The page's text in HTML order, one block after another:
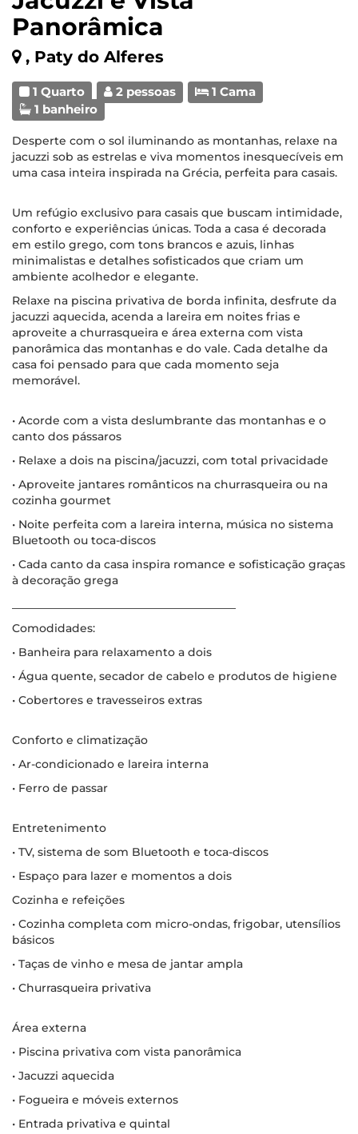
Panorâmica
, Paty do Alferes
1 Quarto 2 pessoas
1 Cama
1 banheiro
Desperte com o sol iluminando as montanhas, relaxe na
jacuzzi sob as estrelas e viva momentos inesquecíveis em
uma casa inteira inspirada na Grécia, perfeita para casais.
Um refúgio exclusivo para casais que buscam intimidade,
conforto e experiências únicas. Toda a casa é decorada
em estilo grego, com tons brancos e azuis, linhas
minimalistas e detalhes sofisticados que criam um
ambiente acolhedor e elegante.
Relaxe na piscina privativa de borda infinita, desfrute da
jacuzzi aquecida, acenda a lareira em noites frias e
aproveite a churrasqueira e área externa com vista
panorâmica das montanhas e do vale. Cada detalhe da
casa foi pensado para que cada momento seja
memorável.
• Acorde com a vista deslumbrante das montanhas e o
canto dos pássaros
• Relaxe a dois na piscina/jacuzzi, com total privacidade
• Aproveite jantares românticos na churrasqueira ou na
cozinha gourmet
• Noite perfeita com a lareira interna, música no sistema
Bluetooth ou toca-discos
• Cada canto da casa inspira romance e sofisticação graças
à decoração grega
Comodidades:
• Banheira para relaxamento a dois
• Água quente, secador de cabelo e produtos de higiene
• Cobertores e travesseiros extras
Conforto e climatização
• Ar-condicionado e lareira interna
• Ferro de passar
Entretenimento
• TV, sistema de som Bluetooth e toca-discos
• Espaço para lazer e momentos a dois
Cozinha e refeições
• Cozinha completa com micro-ondas, frigobar, utensílios
básicos
• Taças de vinho e mesa de jantar ampla
• Churrasqueira privativa
Área externa
• Piscina privativa com vista panorâmica
• Jacuzzi aquecida
• Fogueira e móveis externos
• Entrada privativa e quintal